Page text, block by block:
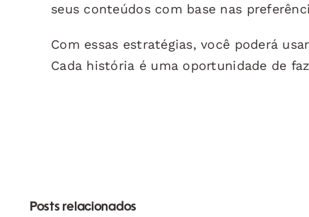
seus conteúdos com base nas
Com essas estratégias, você poderá
Cada história é uma oportunidade de
Posts relacionados